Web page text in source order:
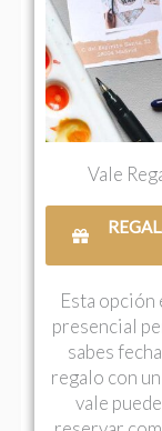
Vale
Esta
presencial
sabes
regalo con
vale